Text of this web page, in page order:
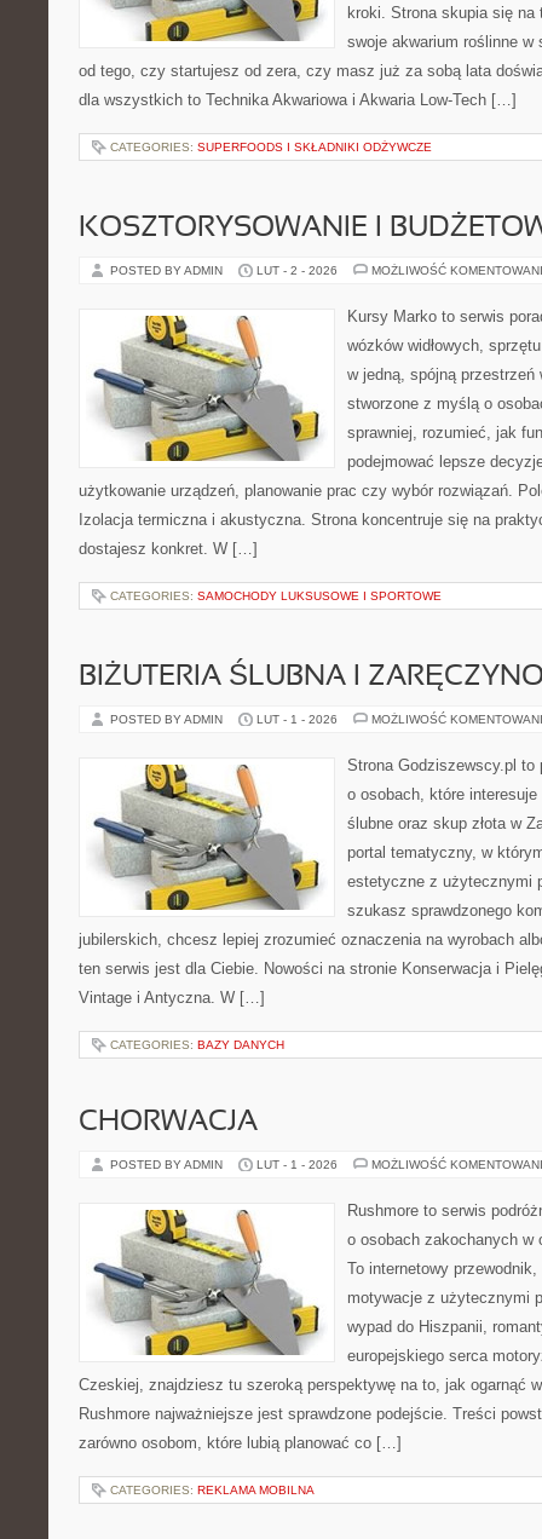
kroki. Strona skupia się na
swoje akwarium roślinne w
od tego, czy startujesz od zera, czy masz już za sobą lata
dla wszystkich to Technika Akwariowa i Akwaria Low-Tech […]
CATEGORIES: SUPERFOODS I SKŁADNIKI ODŻYWCZE
KOSZTORYSOWANIE I
POSTED BY ADMIN LUT - 2 - 2026 MOŻLIWOŚĆ
Kursy Marko to serwis
wózków widłowych,
w jedną, spójną przestrzeń
stworzone z myślą o
sprawniej, rozumieć, jak
podejmować lepsze
użytkowanie urządzeń, planowanie prac czy wybór rozwiązań.
Izolacja termiczna i akustyczna. Strona koncentruje się na
dostajesz konkret. W […]
CATEGORIES: SAMOCHODY LUKSUSOWE I SPORTOWE
BIŻUTERIA ŚLUBNA I
POSTED BY ADMIN LUT - 1 - 2026 MOŻLIWOŚĆ
Strona Godziszewscy.pl
o osobach, które
ślubne oraz skup złota w
portal tematyczny, w
estetyczne z użytecznymi
szukasz sprawdzonego
jubilerskich, chcesz lepiej zrozumieć oznaczenia na wyrobach
ten serwis jest dla Ciebie. Nowości na stronie Konserwacja i
Vintage i Antyczna. W […]
CATEGORIES: BAZY DANYCH
CHORWACJA
POSTED BY ADMIN LUT - 1 - 2026 MOŻLIWOŚĆ
Rushmore to serwis
o osobach zakochanych w
To internetowy
motywacje z użytecznymi
wypad do Hiszpanii,
europejskiego serca
Czeskiej, znajdziesz tu szeroką perspektywę na to, jak ogarnąć
Rushmore najważniejsze jest sprawdzone podejście. Treści
zarówno osobom, które lubią planować co […]
CATEGORIES: REKLAMA MOBILNA